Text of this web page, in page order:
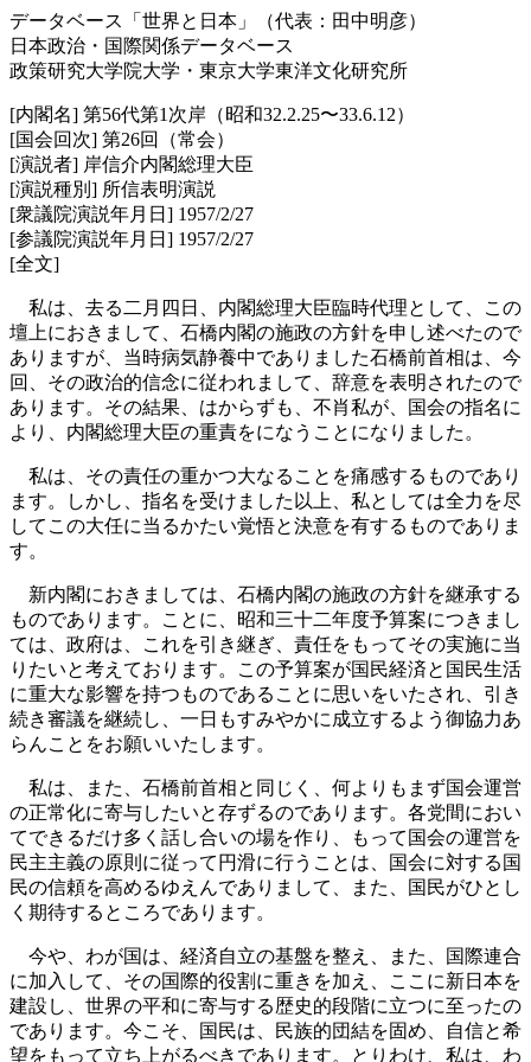
データベース「世界と日本」（代表：田中明彦）
日本政治・国際関係データベース
政策研究大学院大学・東京大学東洋文化研究所
[内閣名] 第56代第1次岸（昭和32.2.25〜33.6.12）
[国会回次] 第26回（常会）
[演説者] 岸信介内閣総理大臣
[演説種別] 所信表明演説
[衆議院演説年月日] 1957/2/27
[参議院演説年月日] 1957/2/27
[全文]
私は、去る二月四日、内閣総理大臣臨時代理として、この
壇上におきまして、石橋内閣の施政の方針を申し述べたので
ありますが、当時病気静養中でありました石橋前首相は、今
回、その政治的信念に従われまして、辞意を表明されたので
あります。その結果、はからずも、不肖私が、国会の指名に
より、内閣総理大臣の重責をになうことになりました。
私は、その責任の重かつ大なることを痛感するものであり
ます。しかし、指名を受けました以上、私としては全力を尽
してこの大任に当るかたい覚悟と決意を有するものでありま
す。
新内閣におきましては、石橋内閣の施政の方針を継承する
ものであります。ことに、昭和三十二年度予算案につきまし
ては、政府は、これを引き継ぎ、責任をもってその実施に当
りたいと考えております。この予算案が国民経済と国民生活
に重大な影響を持つものであることに思いをいたされ、引き
続き審議を継続し、一日もすみやかに成立するよう御協力あ
らんことをお願いいたします。
私は、また、石橋前首相と同じく、何よりもまず国会運営
の正常化に寄与したいと存ずるのであります。各党間におい
てできるだけ多く話し合いの場を作り、もって国会の運営を
民主主義の原則に従って円滑に行うことは、国会に対する国
民の信頼を高めるゆえんでありまして、また、国民がひとし
く期待するところであります。
今や、わが国は、経済自立の基盤を整え、また、国際連合
に加入して、その国際的役割に重きを加え、ここに新日本を
建設し、世界の平和に寄与する歴史的段階に立つに至ったの
であります。今こそ、国民は、民族的団結を固め、自信と希
望をもって立ち上がるべきであります。とりわけ、私は、わ